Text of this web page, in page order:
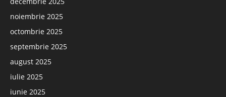
noiembrie 2025
octombrie 2025
septembrie 2025
august 2025
iulie 2025
iunie 2025